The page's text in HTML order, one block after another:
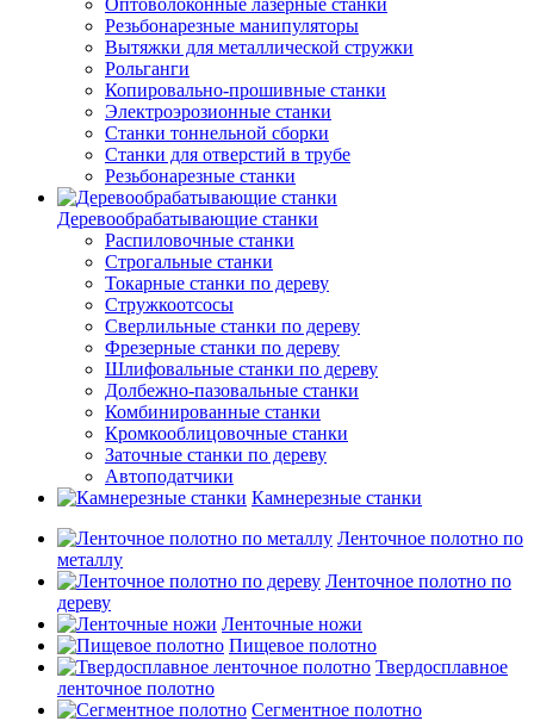
Оптоволоконные лазерные станки
Резьбонарезные манипуляторы
Вытяжки для металлической стружки
Рольганги
Копировально-прошивные станки
Электроэрозионные станки
Станки тоннельной сборки
Станки для отверстий в трубе
Резьбонарезные станки
Деревообрабатывающие станки
Распиловочные станки
Строгальные станки
Токарные станки по дереву
Стружкоотсосы
Сверлильные станки по дереву
Фрезерные станки по дереву
Шлифовальные станки по дереву
Долбежно-пазовальные станки
Комбинированные станки
Кромкооблицовочные станки
Заточные станки по дереву
Автоподатчики
Камнерезные станки
Ленточное полотно по
металлу
Ленточное полотно по
дереву
Ленточные ножи
Пищевое полотно
Твердосплавное
ленточное полотно
Сегментное полотно